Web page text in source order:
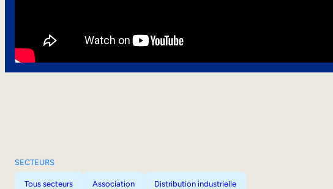
SECTEURS
Tous secteurs Association Distribution industrielle